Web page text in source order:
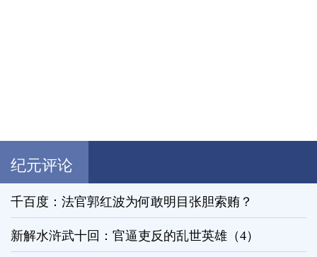
纪元评论
千百度：法官郭红波为何敢明目张胆索贿？
新解水浒武十回：官逼吏反的乱世英雄（4）